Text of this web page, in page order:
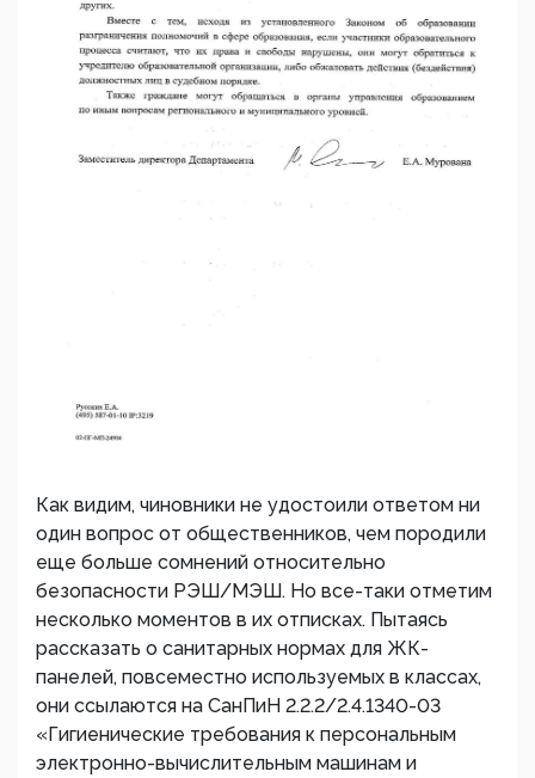
Как видим, чиновники не удостоили ответом ни
один вопрос от общественников, чем породили
еще больше сомнений относительно
безопасности РЭШ/МЭШ. Но все-таки отметим
несколько моментов в их отписках. Пытаясь
рассказать о санитарных нормах для ЖК-
панелей, повсеместно используемых в классах,
они ссылаются на СанПиН 2.2.2/2.4.1340-03
«Гигиенические требования к персональным
электронно-вычислительным машинам и